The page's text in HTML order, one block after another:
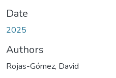
Date
2025
Authors
Rojas-Gómez, David